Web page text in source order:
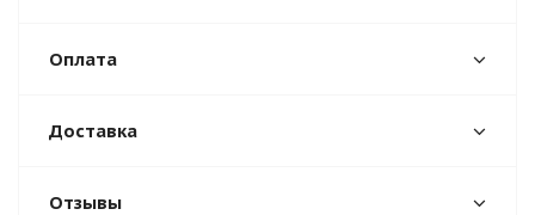
Оплата
Доставка
Отзывы